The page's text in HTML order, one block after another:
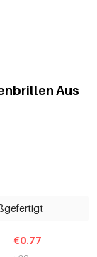
Aus
€0.77